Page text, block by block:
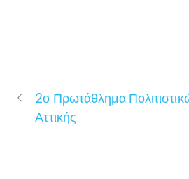
2ο Πρωτάθλημα
Αττικής